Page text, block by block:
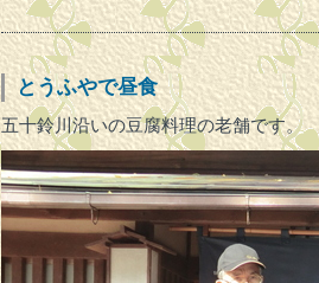
とうふやで昼食
五十鈴川沿いの豆腐料理の老舗です。